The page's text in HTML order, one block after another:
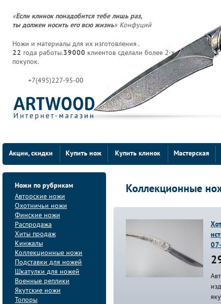
«Если клинок понадобится тебе лишь раз,
ты должен носить его всю жизнь» Конфуций
Ножи и материалы для их изготовления .
22 года работы.39000 клиентов сделали более 2-х
покупок.
+7(495)227-95-00
Акции, скидки Купить нож Купить клинок Мастерская
Ножи по рубрикам
Авторские ножи
Охотничьи ножи
Финские ножи
Распродажа
Хиты продаж
Кинжалы
Коллекционные ножи
Подставки для ножей
Шкатулки для ножей
Военные реплики
Якутские ножи
Топоры
Коллекционные